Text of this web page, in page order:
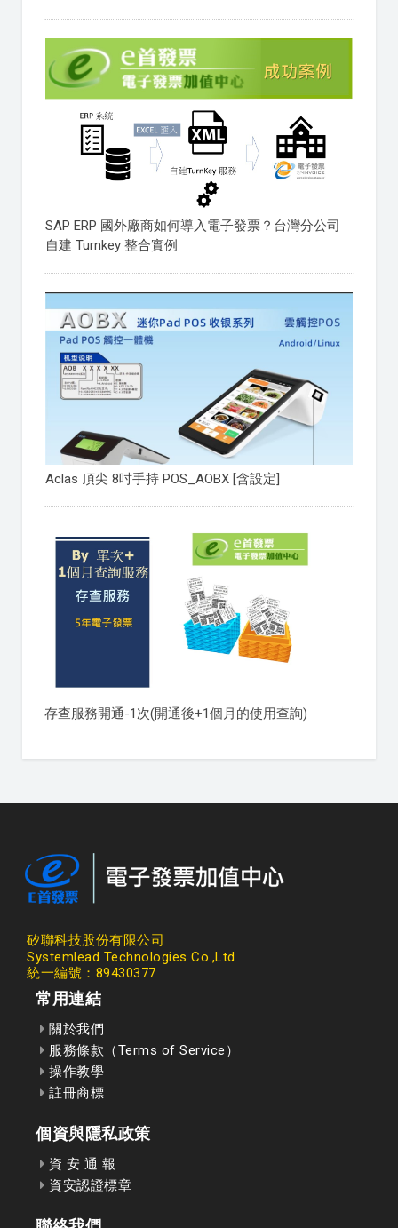
SAP ERP 國外廠商如何導入電子發票？台灣分公司
自建 Turnkey 整合實例
Aclas 頂尖 8吋手持 POS_AOBX [含設定]
存查服務開通-1次(開通後+1個月的使用查詢)
矽聯科技股份有限公司
Systemlead Technologies Co.,Ltd
統一編號：89430377
常用連結
關於我們
服務條款（Terms of Service）
操作教學
註冊商標
個資與隱私政策
資 安 通 報
資安認證標章